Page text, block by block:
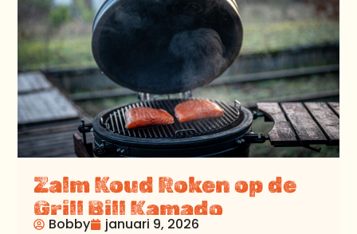
Zalm Koud Roken op de
Grill Bill Kamado
Bobby
januari 9, 2026